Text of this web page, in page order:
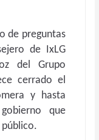
de preguntas
de IxLG
del Grupo
cerrado el
y hasta
que